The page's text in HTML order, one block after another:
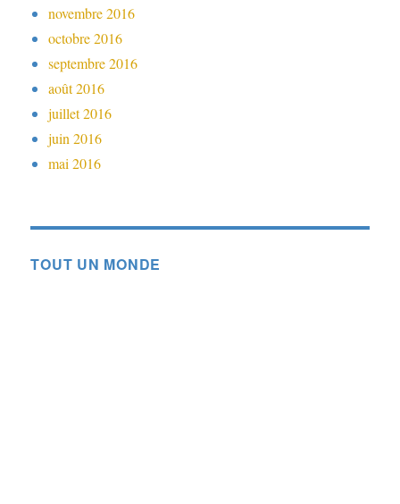
novembre 2016
octobre 2016
septembre 2016
août 2016
juillet 2016
juin 2016
mai 2016
TOUT UN MONDE